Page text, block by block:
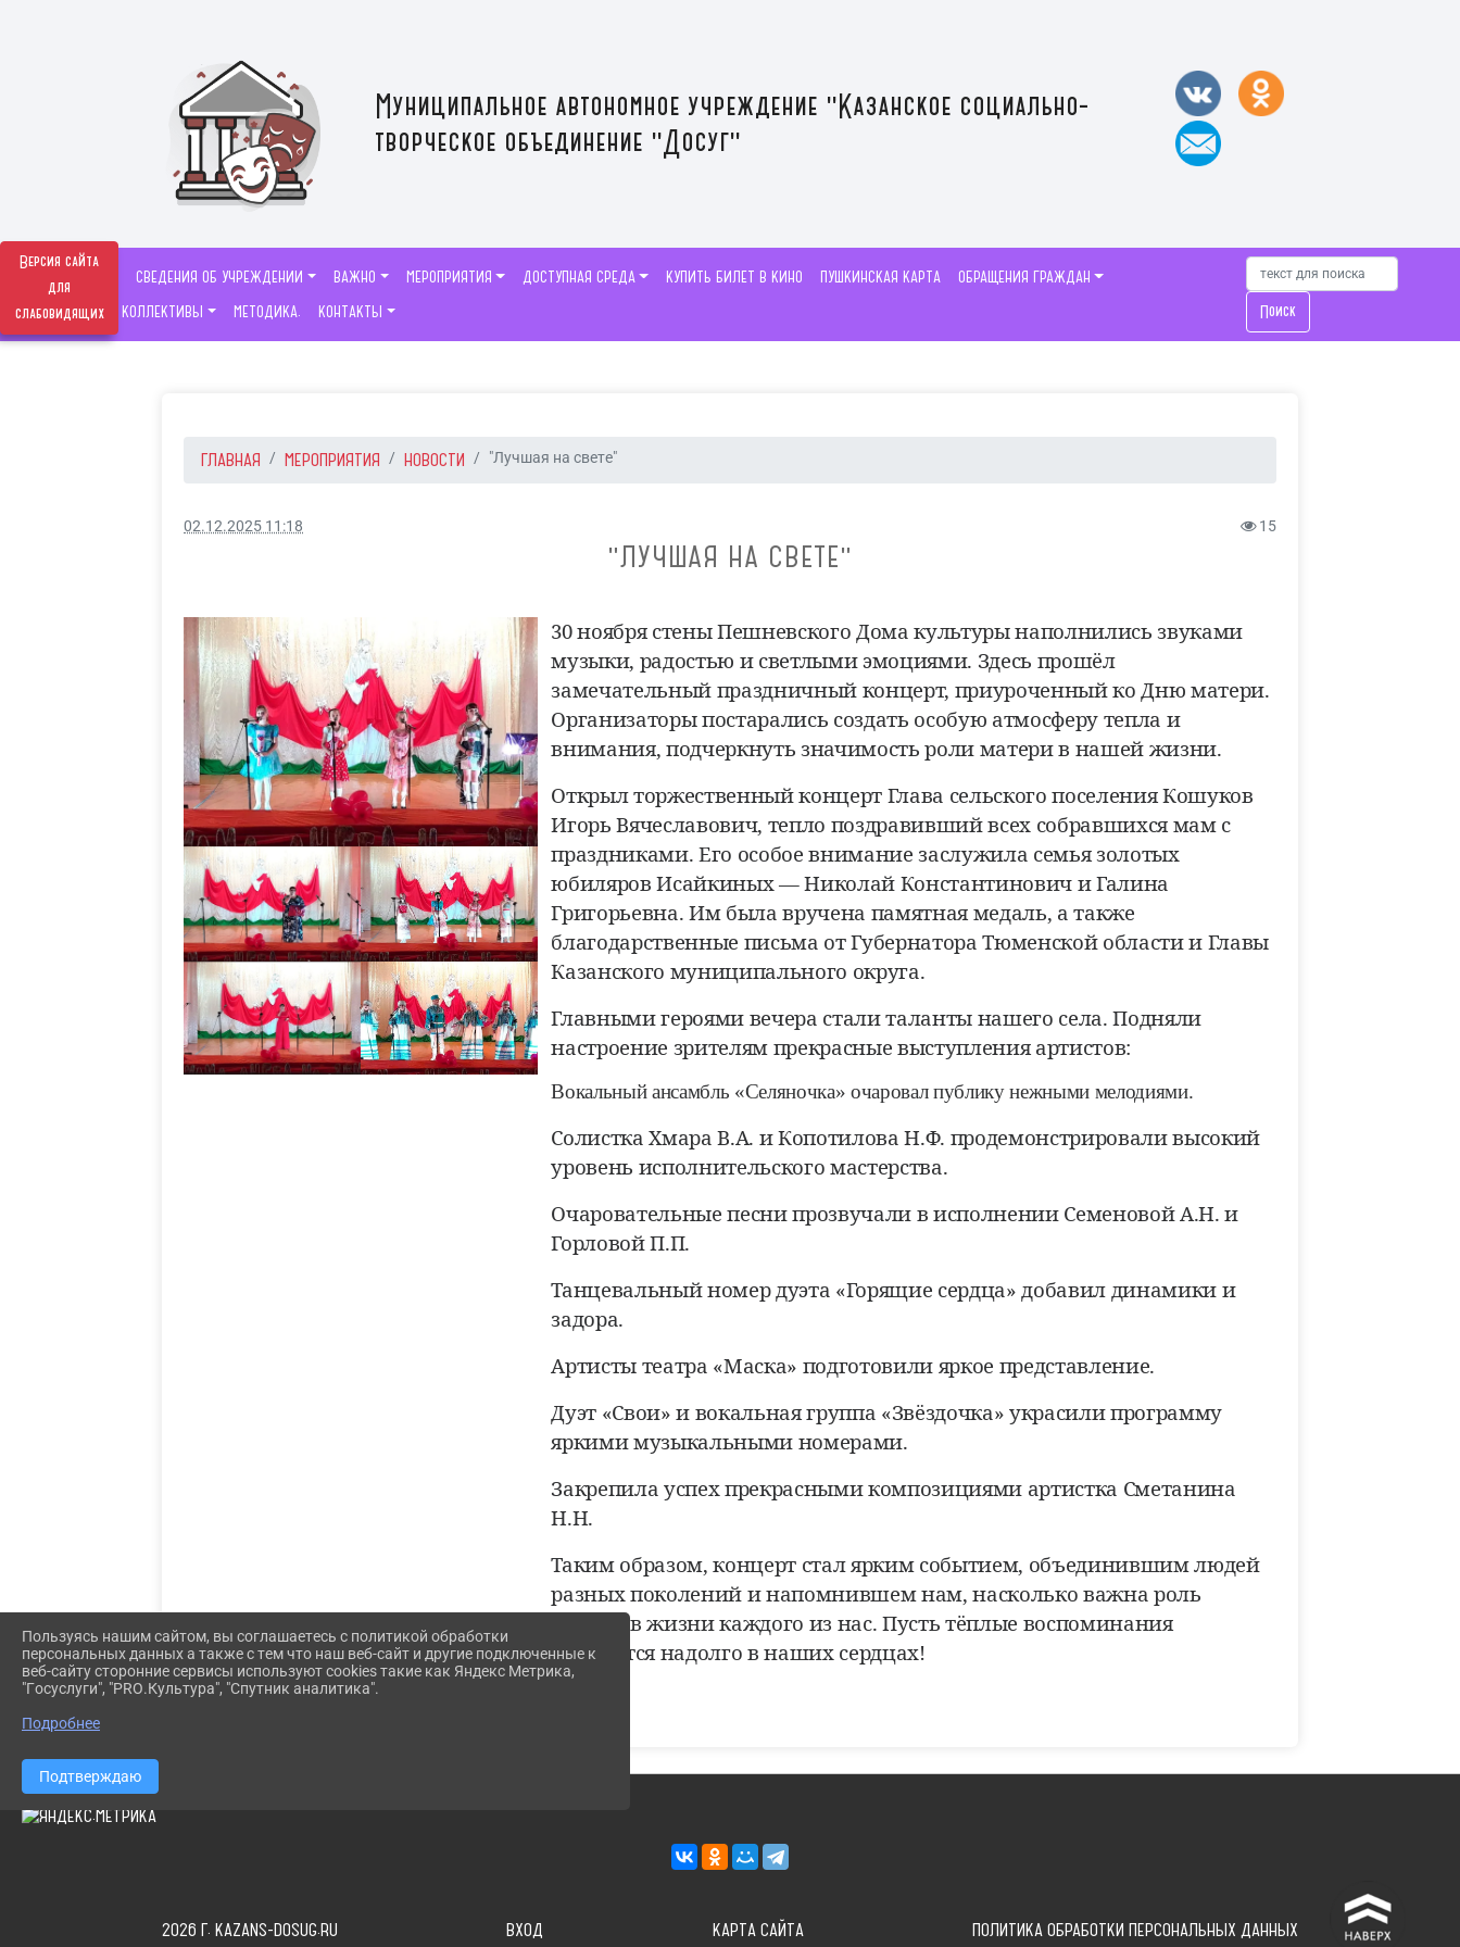
Версия сайта
для
слабовидящих
Муниципальное автономное учреждение "Казанское социально-
творческое объединение "Досуг"
СВЕДЕНИЯ ОБ УЧРЕЖДЕНИИ ВАЖНО МЕРОПРИЯТИЯ ДОСТУПНАЯ СРЕДА КУПИТЬ БИЛЕТ В КИНО ПУШКИНСКАЯ КАРТА
ОБРАЩЕНИЯ ГРАЖДАН
ТВОРЧЕСКИЕ КОЛЛЕКТИВЫ
МЕТОДИКА. КОНТАКТЫ Поиск
ГЛАВНАЯ МЕРОПРИЯТИЯ НОВОСТИ "Лучшая на свете"
02.12.2025 11:18 15
"ЛУЧШАЯ НА СВЕТЕ"
30 ноября стены Пешневского Дома культуры наполнились звуками
музыки, радостью и светлыми эмоциями. Здесь прошёл
замечательный праздничный концерт, приуроченный ко Дню матери.
Организаторы постарались создать особую атмосферу тепла и
внимания, подчеркнуть значимость роли матери в нашей жизни.
Открыл торжественный концерт Глава сельского поселения Кошуков
Игорь Вячеславович, тепло поздравивший всех собравшихся мам с
праздниками. Его особое внимание заслужила семья золотых
юбиляров Исайкиных — Николай Константинович и Галина
Григорьевна. Им была вручена памятная медаль, а также
благодарственные письма от Губернатора Тюменской области и Главы
Казанского муниципального округа.
Главными героями вечера стали таланты нашего села. Подняли
настроение зрителям прекрасные выступления артистов:
Вокальный ансамбль «Селяночка» очаровал публику нежными мелодиями.
Солистка Хмара В.А. и Копотилова Н.Ф. продемонстрировали высокий
уровень исполнительского мастерства.
Очаровательные песни прозвучали в исполнении Семеновой А.Н. и
Горловой П.П.
Танцевальный номер дуэта «Горящие сердца» добавил динамики и
задора.
Артисты театра «Маска» подготовили яркое представление.
Дуэт «Свои» и вокальная группа «Звёздочка» украсили программу
яркими музыкальными номерами.
Закрепила успех прекрасными композициями артистка Сметанина
Н.Н.
Таким образом, концерт стал ярким событием, объединившим людей
разных поколений и напомнившем нам, насколько важна роль
матери в жизни каждого из нас. Пусть тёплые воспоминания
останутся надолго в наших сердцах!
^
2026 Г. KAZANS-DOSUG.RU ВХОД КАРТА САЙТА ПОЛИТИКА ОБРАБОТКИ ПЕРСОНАЛЬНЫХ ДАННЫХ
Пользуясь нашим сайтом, вы соглашаетесь с политикой обработки
персональных данных а также с тем что наш веб-сайт и другие подключенные к
веб-сайту сторонние сервисы используют cookies такие как Яндекс Метрика,
"Госуслуги", "PRO.Культура", "Спутник аналитика".
Подробнее
Подтверждаю